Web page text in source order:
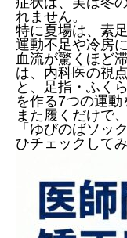
れません。
特に夏場は、素
運動不足や冷房
血流が驚くほど
は、内科医の視
と、足指・ふく
を作る7つの運動
また履くだけで
「ゆびのばソッ
ひチェックして